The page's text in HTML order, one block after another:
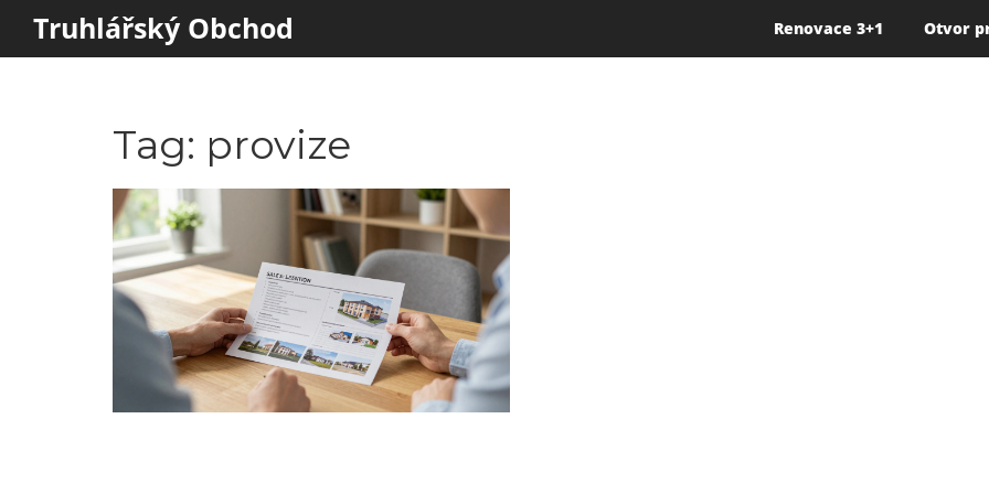
Truhlářský Obchod Renovace 3+1 Otvor
Tag: provize